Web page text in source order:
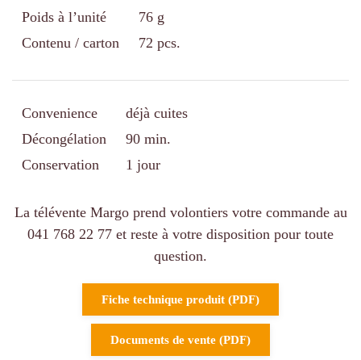
Poids à l’unité
76 g
Contenu / carton
72 pcs.
Convenience
déjà cuites
Décongélation
90 min.
Conservation
1 jour
La télévente Margo prend volontiers votre commande au
041 768 22 77 et reste à votre disposition pour toute
question.
Fiche technique produit (PDF)
Documents de vente (PDF)